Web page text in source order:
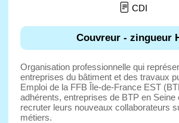
CDI
Couvreur - zingueur
Organisation professionnelle qui
entreprises du bâtiment et des travaux
Emploi de la FFB Île-de-France EST
adhérents, entreprises de BTP en Seine
recruter leurs nouveaux collaborateurs
métiers.